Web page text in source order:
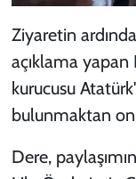
Ziyaretin
açıklama
kurucusu
bulunmaktan
Dere,